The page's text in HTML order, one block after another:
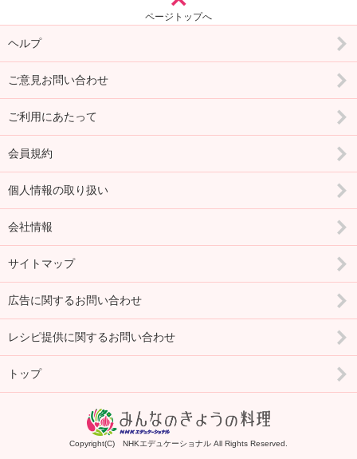
ページトップへ
ヘルプ
ご意見お問い合わせ
ご利用にあたって
会員規約
個人情報の取り扱い
会社情報
サイトマップ
広告に関するお問い合わせ
レシピ提供に関するお問い合わせ
トップ
Copyright(C) NHKエデュケーショナル All Rights Reserved.